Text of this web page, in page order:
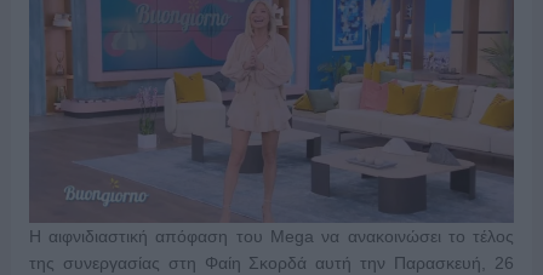
Η αιφνιδιαστική απόφαση του Mega να ανακοινώσει το τέλος
της συνεργασίας στη Φαίη Σκορδά αυτή την Παρασκευή, 26